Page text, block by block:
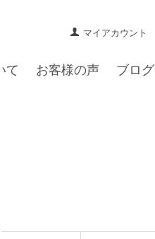
マイアカウント
て お客様の声 ブログ